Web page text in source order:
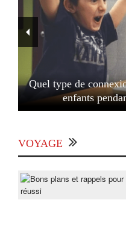
Quel type de
enfants
VOYAGE